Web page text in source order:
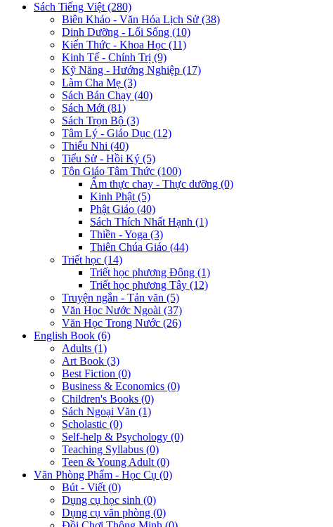
Sách Tiếng Việt (280)
Biên Khảo - Văn Hóa Lịch Sử (38)
Dinh Dưỡng - Lối Sống (10)
Kiến Thức - Khoa Học (11)
Kinh Tế - Chính Trị (9)
Kỹ Năng - Hướng Nghiệp (17)
Làm Cha Mẹ (3)
Sách Bán Chạy (40)
Sách Mới (81)
Sách Trọn Bộ (3)
Tâm Lý - Giáo Dục (12)
Thiếu Nhi (40)
Tiểu Sử - Hồi Ký (5)
Tôn Giáo Tâm Thức (100)
Ẩm thực chay - Thực dưỡng (0)
Kinh Phật (5)
Phật Giáo (40)
Sách Thích Nhất Hạnh (1)
Thiền - Yoga (3)
Thiên Chúa Giáo (44)
Triết học (14)
Triết học phương Đông (1)
Triết học phương Tây (12)
Truyện ngắn - Tản văn (5)
Văn Học Nước Ngoài (37)
Văn Học Trong Nước (26)
English Book (6)
Adults (1)
Art Book (3)
Best Fiction (0)
Business & Economics (0)
Children's Books (0)
Sách Ngoại Văn (1)
Scholastic (0)
Self-help & Psychology (0)
Teaching Syllabus (0)
Teen & Young Adult (0)
Văn Phòng Phẩm - Học Cụ (0)
Bút - Viết (0)
Dụng cụ học sinh (0)
Dụng cụ văn phòng (0)